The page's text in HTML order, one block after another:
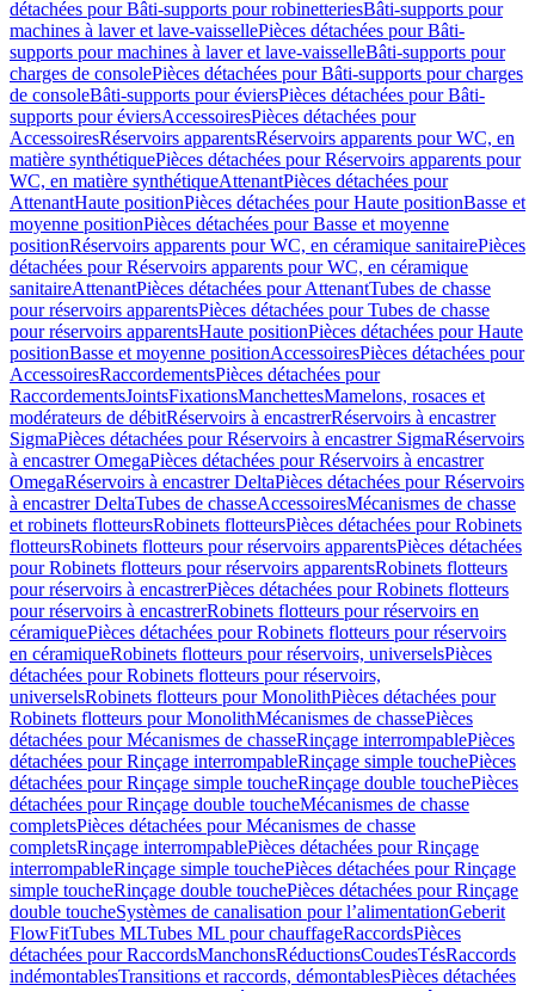
détachées pour Bâti-supports pour robinetteriesBâti-supports pour
machines à laver et lave-vaissellePièces détachées pour Bâti-
supports pour machines à laver et lave-vaisselleBâti-supports pour
charges de consolePièces détachées pour Bâti-supports pour charges
de consoleBâti-supports pour éviersPièces détachées pour Bâti-
supports pour éviersAccessoiresPièces détachées pour
AccessoiresRéservoirs apparentsRéservoirs apparents pour WC, en
matière synthétiquePièces détachées pour Réservoirs apparents pour
WC, en matière synthétiqueAttenantPièces détachées pour
AttenantHaute positionPièces détachées pour Haute positionBasse et
moyenne positionPièces détachées pour Basse et moyenne
positionRéservoirs apparents pour WC, en céramique sanitairePièces
détachées pour Réservoirs apparents pour WC, en céramique
sanitaireAttenantPièces détachées pour AttenantTubes de chasse
pour réservoirs apparentsPièces détachées pour Tubes de chasse
pour réservoirs apparentsHaute positionPièces détachées pour Haute
positionBasse et moyenne positionAccessoiresPièces détachées pour
AccessoiresRaccordementsPièces détachées pour
RaccordementsJointsFixationsManchettesMamelons, rosaces et
modérateurs de débitRéservoirs à encastrerRéservoirs à encastrer
SigmaPièces détachées pour Réservoirs à encastrer SigmaRéservoirs
à encastrer OmegaPièces détachées pour Réservoirs à encastrer
OmegaRéservoirs à encastrer DeltaPièces détachées pour Réservoirs
à encastrer DeltaTubes de chasseAccessoiresMécanismes de chasse
et robinets flotteursRobinets flotteursPièces détachées pour Robinets
flotteursRobinets flotteurs pour réservoirs apparentsPièces détachées
pour Robinets flotteurs pour réservoirs apparentsRobinets flotteurs
pour réservoirs à encastrerPièces détachées pour Robinets flotteurs
pour réservoirs à encastrerRobinets flotteurs pour réservoirs en
céramiquePièces détachées pour Robinets flotteurs pour réservoirs
en céramiqueRobinets flotteurs pour réservoirs, universelsPièces
détachées pour Robinets flotteurs pour réservoirs,
universelsRobinets flotteurs pour MonolithPièces détachées pour
Robinets flotteurs pour MonolithMécanismes de chassePièces
détachées pour Mécanismes de chasseRinçage interrompablePièces
détachées pour Rinçage interrompableRinçage simple touchePièces
détachées pour Rinçage simple toucheRinçage double touchePièces
détachées pour Rinçage double toucheMécanismes de chasse
completsPièces détachées pour Mécanismes de chasse
completsRinçage interrompablePièces détachées pour Rinçage
interrompableRinçage simple touchePièces détachées pour Rinçage
simple toucheRinçage double touchePièces détachées pour Rinçage
double toucheSystèmes de canalisation pour l’alimentationGeberit
FlowFitTubes MLTubes ML pour chauffageRaccordsPièces
détachées pour RaccordsManchonsRéductionsCoudesTésRaccords
indémontablesTransitions et raccords, démontablesPièces détachées